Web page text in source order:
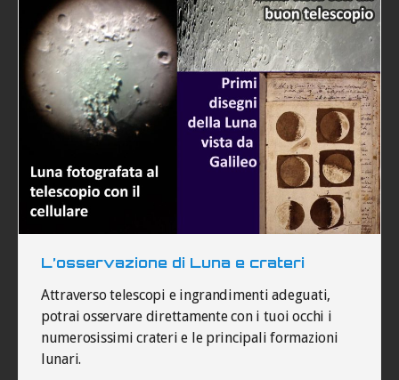
L’osservazione di Luna e crateri
Attraverso telescopi e ingrandimenti adeguati,
potrai osservare direttamente con i tuoi occhi i
numerosissimi crateri e le principali formazioni
lunari.